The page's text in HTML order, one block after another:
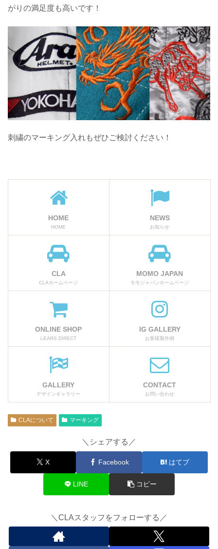
がりの満足度も高いです！
刺繍のマーキング入れもぜひご検討ください！
HOME
HOME
NEWS
お知らせ
CLA
CLAホームページ
MOMO JAPAN
モモジャパンホームページ
ONLINE SHOP
LEARS DIRECT
IG GALLERY
お客様製作例
GALLERY
デザインギャラリー
CONTACT
お問い合わせ
CLAについて マーキング
＼シェアする／
X Facebook はてブ
LINE コピー
＼CLAスタッフをフォローする／